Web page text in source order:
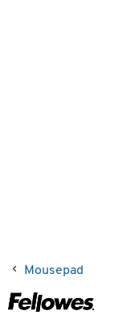
Mousepad